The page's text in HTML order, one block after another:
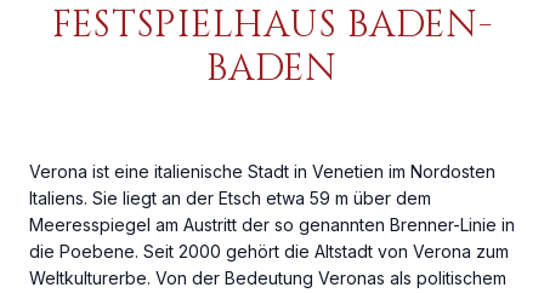
FESTSPIELHAUS BADEN-
BADEN
Verona ist eine italienische Stadt in Venetien im Nordosten
Italiens. Sie liegt an der Etsch etwa 59 m über dem
Meeresspiegel am Austritt der so genannten Brenner-Linie in
die Poebene. Seit 2000 gehört die Altstadt von Verona zum
Weltkulturerbe. Von der Bedeutung Veronas als politischem